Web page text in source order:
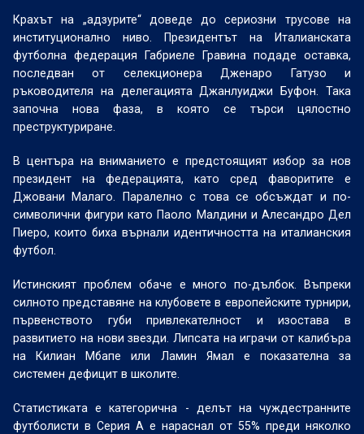
Крахът на „адзурите“ доведе до сериозни трусове на
институционално ниво. Президентът на Италианската
футболна федерация Габриеле Гравина подаде оставка,
последван от селекционера Дженаро Гатузо и
ръководителя на делегацията Джанлуиджи Буфон. Така
започна нова фаза, в която се търси цялостно
преструктуриране.
В центъра на вниманието е предстоящият избор за нов
президент на федерацията, като сред фаворитите е
Джовани Малаго. Паралелно с това се обсъждат и по-
символични фигури като Паоло Малдини и Алесандро Дел
Пиеро, които биха върнали идентичността на италианския
футбол.
Истинският проблем обаче е много по-дълбок. Въпреки
силното представяне на клубовете в европейските турнири,
първенството губи привлекателност и изостава в
развитието на нови звезди. Липсата на играчи от калибъра
на Килиан Мбапе или Ламин Ямал е показателна за
системен дефицит в школите.
Статистиката е категорична - делът на чуждестранните
футболисти в Серия А е нараснал от 55% преди няколко